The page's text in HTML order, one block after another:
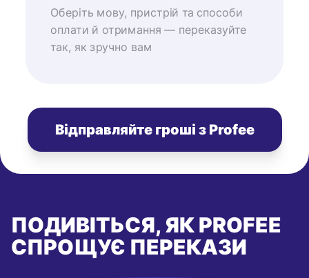
Оберіть мову, пристрій та способи
оплати й отримання — переказуйте
так, як зручно вам
Відправляйте гроші з Profee
ПОДИВІТЬСЯ, ЯК PROFEE
СПРОЩУЄ ПЕРЕКАЗИ